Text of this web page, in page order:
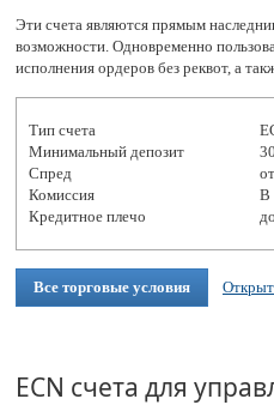
Эти счета являются прямым
возможности. Одновременно
исполнения ордеров без реквот, а
Тип счета
Минимальный депозит
Спред
Комиссия
В
Кредитное плечо
Все торговые условия
ECN счета для